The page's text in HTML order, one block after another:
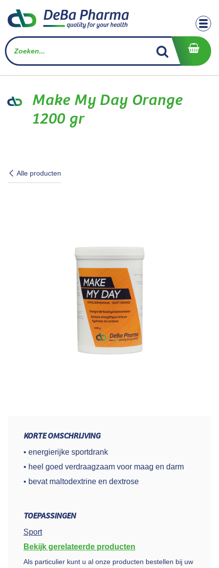
Alle producten
Make My Day Orange
1200 gr
KORTE OMSCHRIJVING
• energierijke sportdrank
• heel goed verdraagzaam voor maag en darm
• bevat maltodextrine en dextrose
TOEPASSINGEN
Sport
Bekijk gerelateerde producten
Als particulier kunt u al onze producten bestellen bij uw